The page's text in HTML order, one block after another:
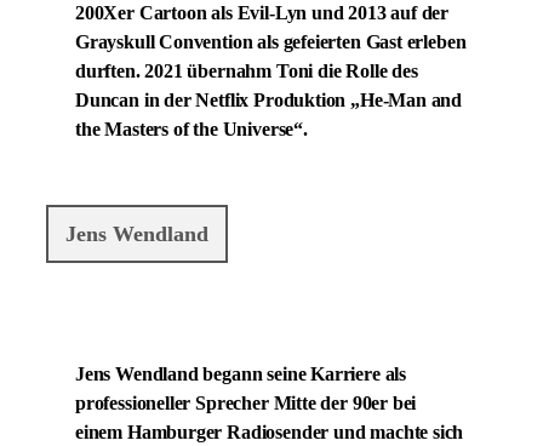
200Xer Cartoon als Evil-Lyn und 2013 auf der
Grayskull Convention als gefeierten Gast erleben
durften. 2021 übernahm Toni die Rolle des
Duncan in der Netflix Produktion „He-Man and
the Masters of the Universe“.
Jens Wendland
Jens Wendland begann seine Karriere als
professioneller Sprecher Mitte der 90er bei
einem Hamburger Radiosender und machte sich